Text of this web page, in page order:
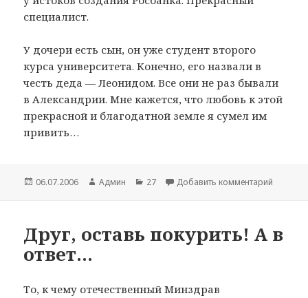
специалист.
У дочери есть сын, он уже студент второго
курса университета. Конечно, его назвали в
честь деда — Леонидом. Все они не раз бывали
в Александрии. Мне кажется, что любовь к этой
прекрасной и благодатной земле я сумел им
привить…
Опубликовано
06.07.2006 Автор
Админ Рубрики
27 Добавить комментарий
Друг, оставь покурить! А в
ответ…
То, к чему отечественный Минздрав